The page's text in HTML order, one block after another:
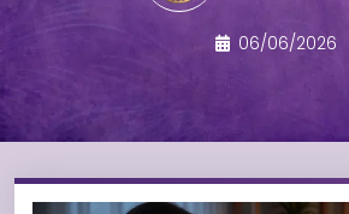
06/06/2026